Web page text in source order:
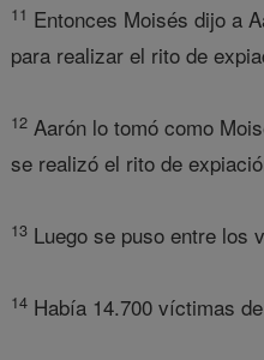
11 Entonces Moisés dijo a
para realizar el rito de
12 Aarón lo tomó como
se realizó el rito de
13 Luego se puso entre los
14 Había 14.700 víctimas